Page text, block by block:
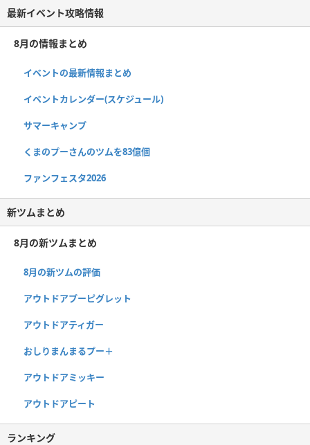
最新イベント攻略情報
8月の情報まとめ
イベントの最新情報まとめ
イベントカレンダー(スケジュール)
サマーキャンプ
くまのプーさんのツムを83億個
ファンフェスタ2026
新ツムまとめ
8月の新ツムまとめ
8月の新ツムの評価
アウトドアプーピグレット
アウトドアティガー
おしりまんまるプー＋
アウトドアミッキー
アウトドアピート
ランキング